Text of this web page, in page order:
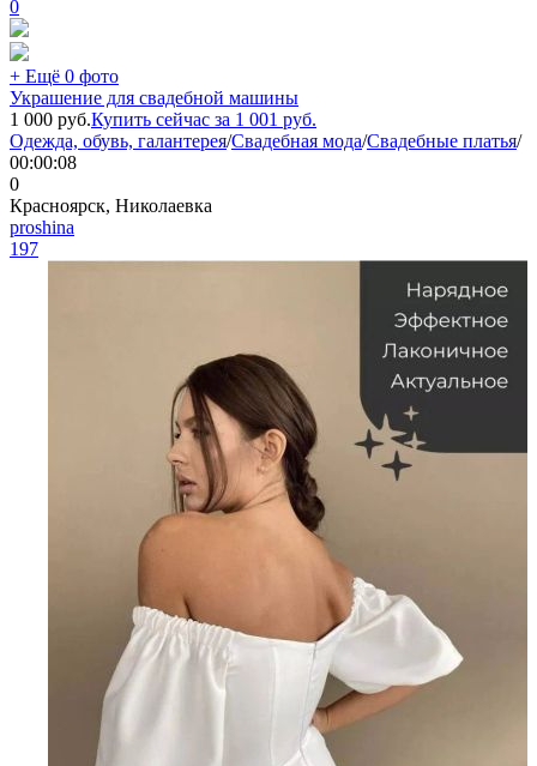
0
+ Ещё 0 фото
Украшение для свадебной машины
1 000 руб.Купить сейчас за 1 001 руб.
Одежда, обувь, галантерея/Свадебная мода/Свадебные платья/
00:00:08
0
Красноярск, Николаевка
proshina
197